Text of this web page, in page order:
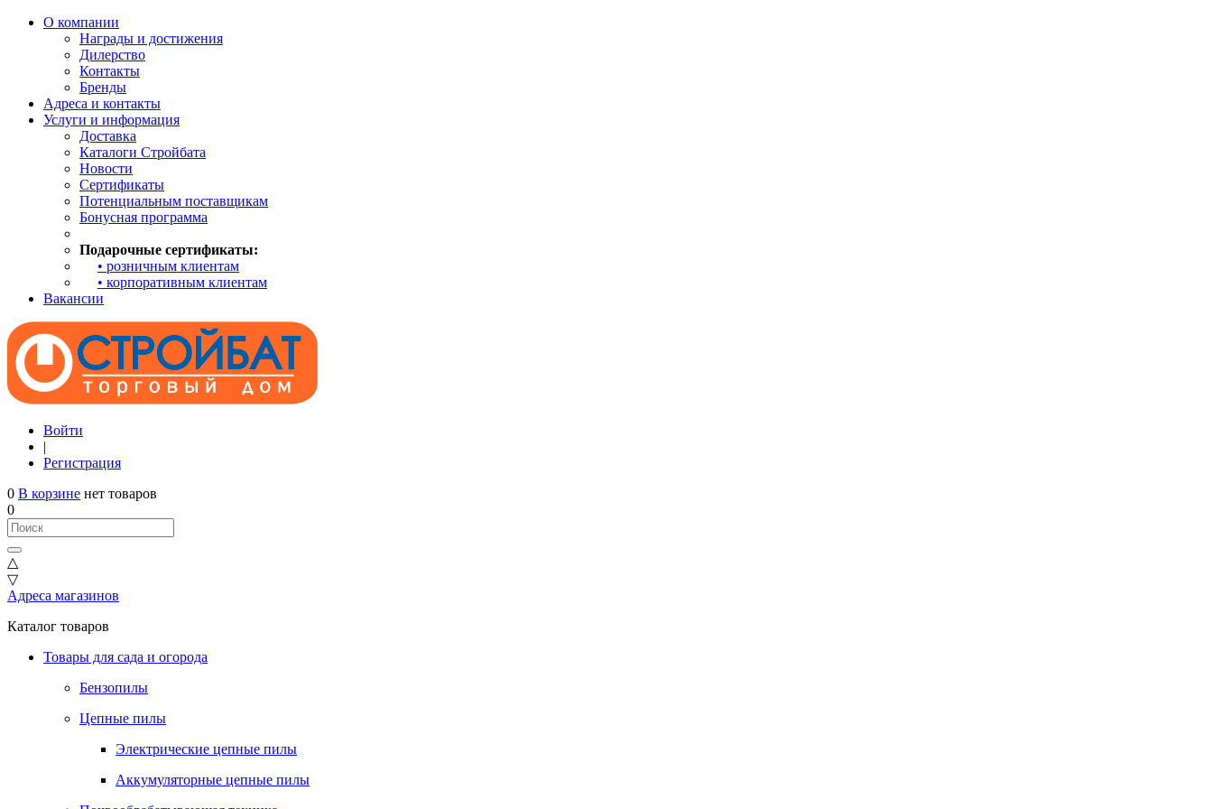
О компании
Награды и достижения
Дилерство
Контакты
Бренды
Адреса и контакты
Услуги и информация
Доставка
Каталоги Стройбата
Новости
Сертификаты
Потенциальным поставщикам
Бонусная программа
Подарочные сертификаты:
• розничным клиентам
• корпоративным клиентам
Вакансии
Войти
|
Регистрация
0 В корзине нет товаров
0
△
▽
Адреса магазинов
Каталог товаров
Товары для сада и огорода
Бензопилы
Цепные пилы
Электрические цепные пилы
Аккумуляторные цепные пилы